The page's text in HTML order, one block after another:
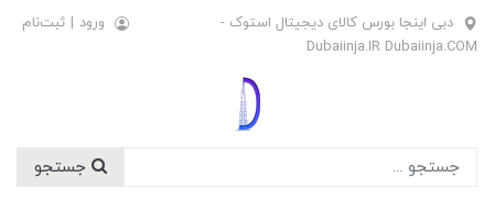
دبی اینجا بورس کالای دیجیتال استوک -
Dubaiinja.IR Dubaiinja.COM
ورود | ثبت‌نام